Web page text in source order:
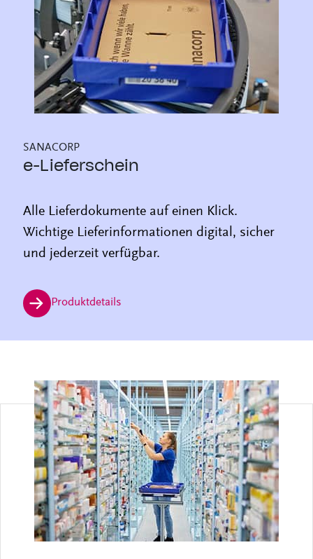
SANACORP
e-Lieferschein
Alle Lieferdokumente auf einen Klick.
Wichtige Lieferinformationen digital, sicher
und jederzeit verfügbar.
Produktdetails